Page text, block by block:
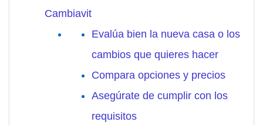
Cambiavit
Evalúa bien la nueva casa o los
cambios que quieres hacer
Compara opciones y precios
Asegúrate de cumplir con los
requisitos